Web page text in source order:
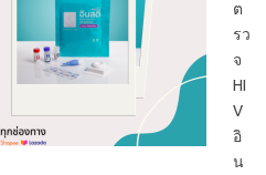
ต
รว
จ
HI
V
อิ
น